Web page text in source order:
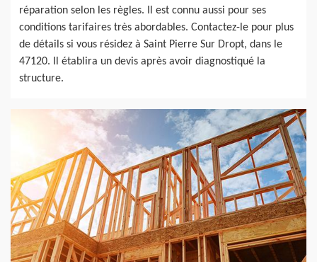
réparation selon les règles. Il est connu aussi pour ses
conditions tarifaires très abordables. Contactez-le pour plus
de détails si vous résidez à Saint Pierre Sur Dropt, dans le
47120. Il établira un devis après avoir diagnostiqué la
structure.